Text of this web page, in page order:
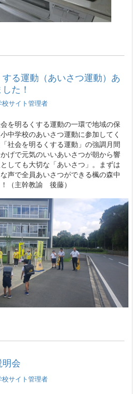
る運動（あいさつ運動）あ
た！
校サイト管理者
を明るくする運動の一環で地域の保
中学校のあいさつ運動に参加してく
社会を明るくする運動」の強調月間
げで元気のいいあいさつが朝から響
しても大切な「あいさつ」。まずは
声で全員あいさつができる楓の森中
（主幹教諭 後藤）
明会
校サイト管理者